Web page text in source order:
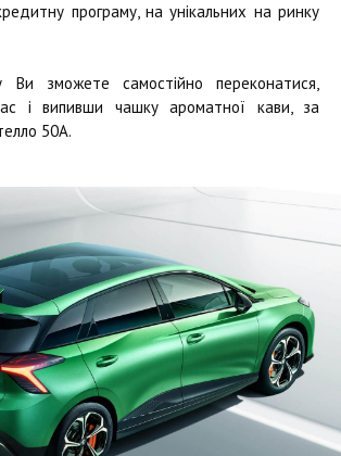
програму, на унікальних на ринку
зможете самостійно переконатися,
і випивши чашку ароматної кави, за
50А.